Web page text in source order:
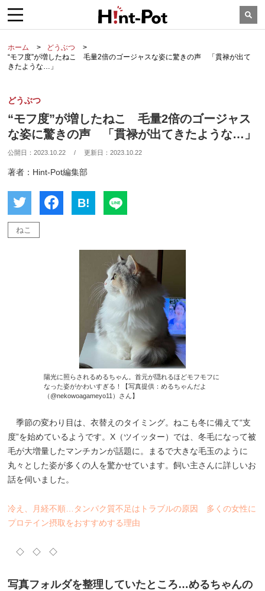
ホーム
どうぶつ
“モフ度”が増したねこ 毛量2倍のゴージャスな姿に驚きの声 「貫禄が出て
きたような…」
どうぶつ
“モフ度”が増したねこ 毛量2倍のゴージャス
な姿に驚きの声 「貫禄が出てきたような…」
公開日：2023.10.22 / 更新日：2023.10.22
著者：Hint-Pot編集部
B!
ねこ
陽光に照らされるめるちゃん。首元が隠れるほどモフモフに
なった姿がかわいすぎる！【写真提供：めるちゃんだよ
（@nekowoagameyo11）さん】
季節の変わり目は、衣替えのタイミング。ねこも冬に備えて“支
度”を始めているようです。X（ツイッター）では、冬毛になって被
毛が大増量したマンチカンが話題に。まるで大きな毛玉のように
丸々とした姿が多くの人を驚かせています。飼い主さんに詳しいお
話を伺いました。
冷え、月経不順…タンパク質不足はトラブルの原因 多くの女性に
プロテイン摂取をおすすめする理由
◇ ◇ ◇
写真フォルダを整理していたところ…めるちゃんの